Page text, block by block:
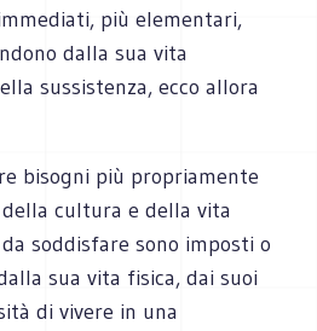
più elementari,
dalla sua vita
sussistenza, ecco allora
bisogni più propriamente
cultura e della vita
soddisfare sono imposti o
sua vita fisica, dai suoi
di vivere in una